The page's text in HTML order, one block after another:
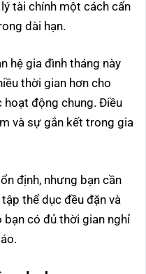
tài chính một cách cẩn
dài hạn.
hệ gia đình tháng này
thời gian hơn cho
hoạt động chung. Điều
và sự gắn kết trong gia
định, nhưng bạn cần
thể dục đều đặn và
có đủ thời gian nghỉ